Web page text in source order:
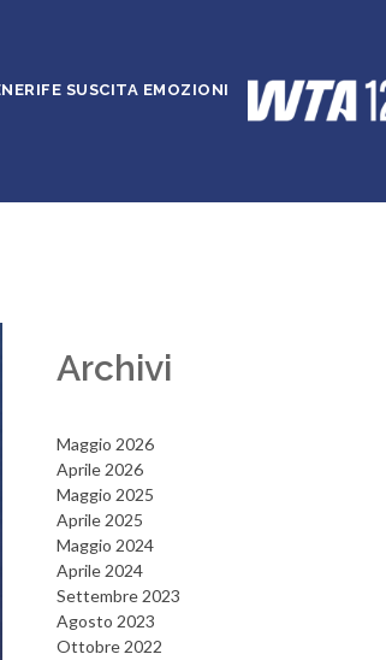
SUSCITA EMOZIONI
Archivi
Maggio 2026
Aprile 2026
Maggio 2025
Aprile 2025
Maggio 2024
Aprile 2024
Settembre 2023
Agosto 2023
Ottobre 2022